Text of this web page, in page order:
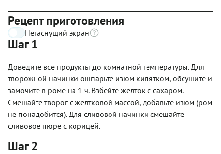
Рецепт приготовления
Негаснущий экран
Шаг 1
Доведите все продукты до комнатной температуры. Для
творожной начинки ошпарьте изюм кипятком, обсушите и
замочите в роме на 1 ч. Взбейте желток с сахаром.
Смешайте творог с желтковой массой, добавьте изюм (ром
не понадобится). Для сливовой начинки смешайте
сливовое пюре с корицей.
Шаг 2